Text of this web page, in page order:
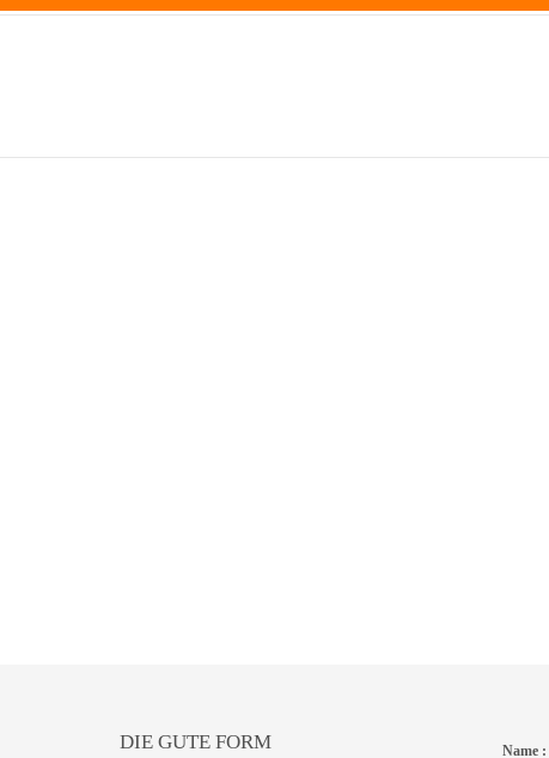
DIE GUTE FORM Name :